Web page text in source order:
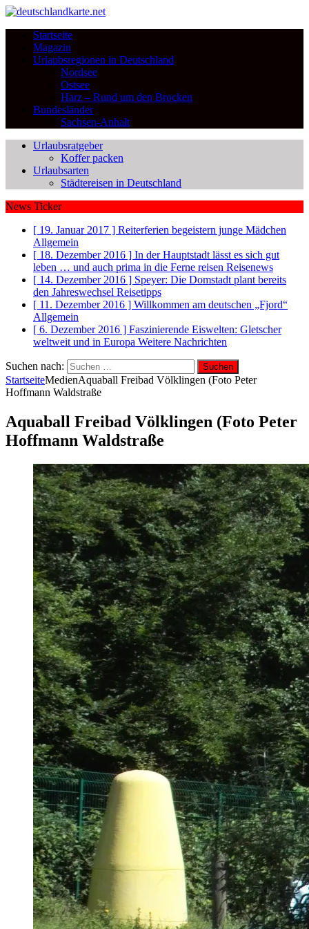
Startseite
Magazin
Urlaubsregionen in Deutschland
Nordsee
Ostsee
Harz – Rund um den Brocken
Bundesländer
Sachsen-Anhalt
Urlaubsratgeber
Koffer packen
Urlaubsarten
Städtereisen in Deutschland
News Ticker
[ 19. Januar 2017 ] Reiterferien begeistern junge Mädchen
Allgemein
[ 18. Dezember 2016 ] In der Hauptstadt lässt es sich gut
leben … und auch prima in die Ferne reisen Reisenews
[ 14. Dezember 2016 ] Speyer: Die Domstadt plant bereits
den Jahreswechsel Reisetipps
[ 11. Dezember 2016 ] Willkommen am deutschen „Fjord“
Allgemein
[ 6. Dezember 2016 ] Faszinierende Eiswelten: Gletscher
weltweit und in Europa Weitere Nachrichten
Suchen nach:
StartseiteMedienAquaball Freibad Völklingen (Foto Peter
Hoffmann Waldstraße
Aquaball Freibad Völklingen (Foto Peter
Hoffmann Waldstraße